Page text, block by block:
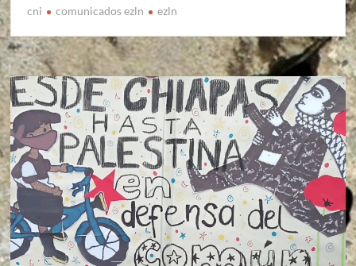
cni comunicados ezln ezln